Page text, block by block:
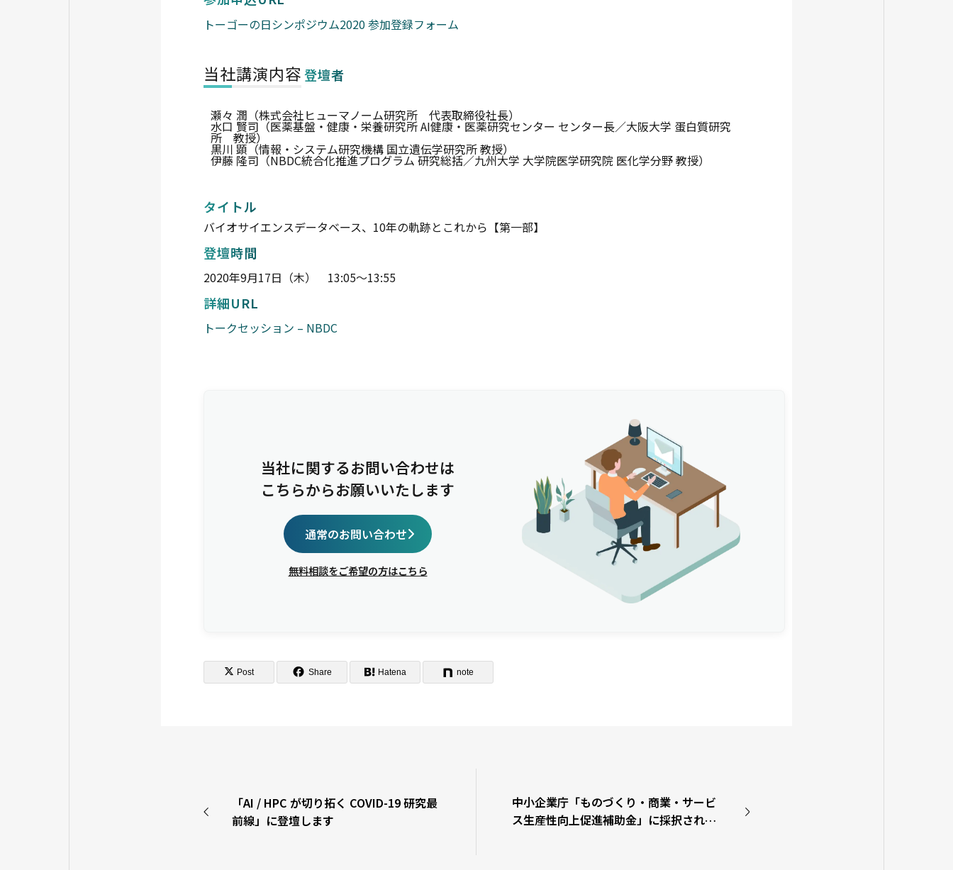
トーゴーの日シンポジウム2020 参加登録フォーム
当社講演内容登壇者
瀬々 潤（株式会社ヒューマノーム研究所 代表取締役社長）
水口 賢司（医薬基盤・健康・栄養研究所 AI健康・医薬研究センター センター長／大阪大学 蛋白質研究
所 教授）
黒川 顕（情報・システム研究機構 国立遺伝学研究所 教授）
伊藤 隆司（NBDC統合化推進プログラム 研究総括／九州大学 大学院医学研究院 医化学分野 教授）
タイトル
バイオサイエンスデータベース、10年の軌跡とこれから【第一部】
登壇時間
2020年9月17日（木） 13:05～13:55
詳細URL
トークセッション – NBDC
当社に関するお問い合わせは
こちらからお願いいたします
通常のお問い合わせ
無料相談をご希望の方はこちら
Post Share Hatena note
「AI / HPC が切り拓く COVID-19 研究最
前線」に登壇します
中小企業庁「ものづくり・商業・サービ
ス生産性向上促進補助金」に採択されま